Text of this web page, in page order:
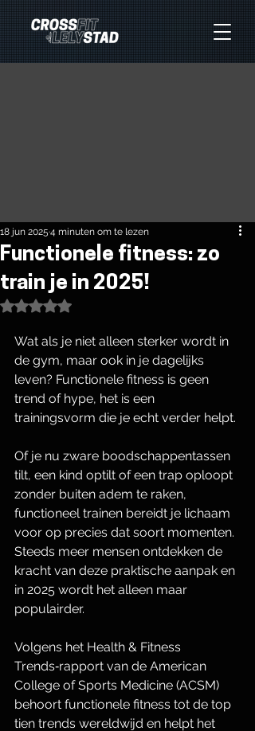
Functionele fitness: zo
train je in 2025!
18 jun 2025 4 minuten om te lezen
Beoordeeld met NaN uit 5 sterren.
Wat als je niet alleen sterker wordt in
de gym, maar ook in je dagelijks
leven? Functionele fitness is geen
trend of hype, het is een
trainingsvorm die je echt verder helpt.
Of je nu zware boodschappentassen
tilt, een kind optilt of een trap oploopt
zonder buiten adem te raken,
functioneel trainen bereidt je lichaam
voor op precies dat soort momenten.
Steeds meer mensen ontdekken de
kracht van deze praktische aanpak en
in 2025 wordt het alleen maar
populairder.
Volgens het Health & Fitness
Trends‑rapport van de American
College of Sports Medicine (ACSM)
behoort functionele fitness tot de top
tien trends wereldwijd en helpt het